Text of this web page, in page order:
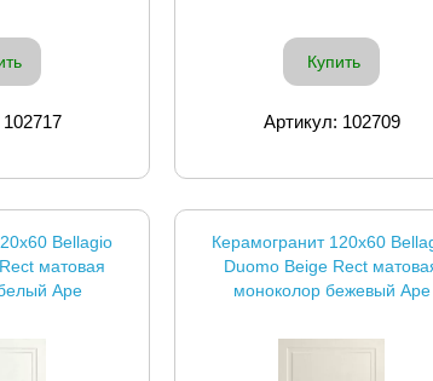
Купить
Артикул: 102709
Bellagio
матовая
Ape
Керамогранит 120x60
Duomo Beige Rect
моноколор бежевый Ape